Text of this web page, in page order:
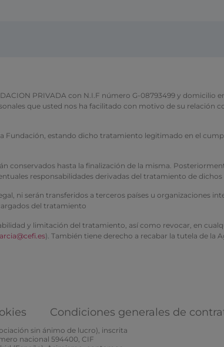
PRIVADA con N.I.F número G-08793499 y domicilio
que usted nos ha facilitado con motivo de su
Fundación, estando dicho tratamiento legitimado en el
conservados hasta la finalización de la misma.
responsabilidades derivadas del tratamiento de dichos
ni serán transferidos a terceros países u organizaciones
del tratamiento
y limitación del tratamiento, así como revocar, en
). También tiene derecho a recabar la tutela de la
Condiciones generales de
sin ánimo de lucro), inscrita
nacional 594400, CIF